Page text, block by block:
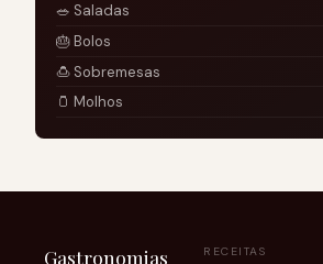
🥗 Saladas
🎂 Bolos
🍮 Sobremesas
🫙 Molhos
Gastronomias RECEITAS